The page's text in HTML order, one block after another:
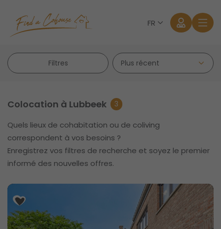
FR
Se connecter
Mot de passe oublié?
Filtres
Colocation à Lubbeek 3
Quels lieux de cohabitation ou de coliving
correspondent à vos besoins ?
Enregistrez vos filtres de recherche et soyez le premier
informé des nouvelles offres.